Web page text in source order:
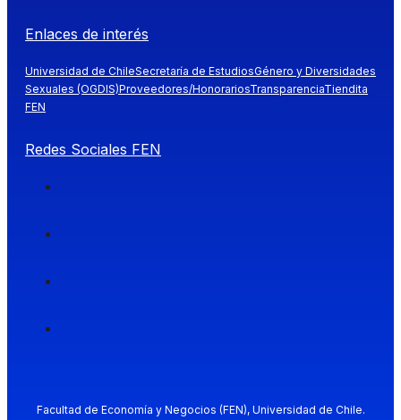
Enlaces de interés
Universidad de ChileSecretaría de EstudiosGénero y Diversidades
Sexuales (OGDIS)Proveedores/HonorariosTransparenciaTiendita
FEN
Redes Sociales FEN
Facultad de Economía y Negocios (FEN), Universidad de Chile.